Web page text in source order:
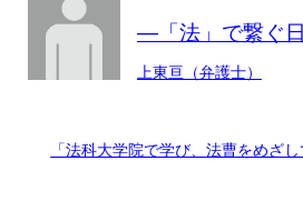
―「法」で繋ぐ
上東亘（弁護士）
「法科大学院で学び、法曹をめざ